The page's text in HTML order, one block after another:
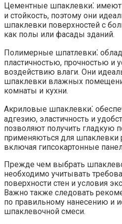
Цементные шпаклевки⁚
и стойкость, поэтому они
шпаклевки поверхностей с
как полы или фасады зданий.
Полимерные шпатлевки⁚
пластичностью, прочностью и
воздействию влаги.​ Они
шпаклевки влажных
комнаты и кухни.​
Акриловые шпаклевки⁚
адгезию, эластичность и
позволяют получить гладкую
применяються для шпаклевки
включая гипсокартонные
Прежде чем выбрать
необходимо учитывать
поверхности стен и условия
Важно также следовать
по правильному нанесению и
шпаклевочной смеси.​